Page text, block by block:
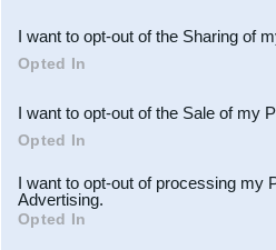
Downstream Participants
third parties.
I want to opt-out of the Sharing of
Opted In
I want to opt-out of the Sale of my
Opted In
I want to opt-out of processing my
Advertising.
Opted In